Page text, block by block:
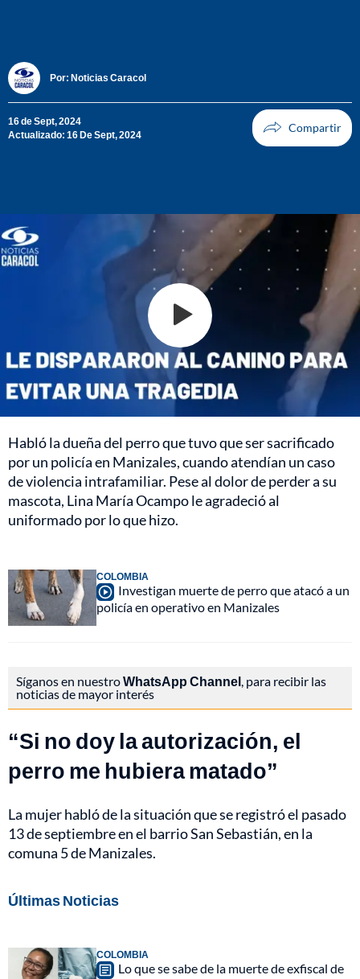
Por: Noticias Caracol
16 de Sept, 2024
Actualizado: 16 De Sept, 2024
Habló la dueña del perro que tuvo que ser sacrificado
por un policía en Manizales, cuando atendían un caso
de violencia intrafamiliar. Pese al dolor de perder a su
mascota, Lina María Ocampo le agradeció al
uniformado por lo que hizo.
COLOMBIA
Investigan muerte de perro que atacó a un
policía en operativo en Manizales
Síganos en nuestroWhatsApp Channel , para recibir las
noticias de mayor interés
“Si no doy la autorización, el
perro me hubiera matado”
La mujer habló de la situación que se registró el pasado
13 de septiembre en el barrio San Sebastián, en la
comuna 5 de Manizales.
Últimas Noticias
COLOMBIA
Lo que se sabe de la muerte de exfiscal de